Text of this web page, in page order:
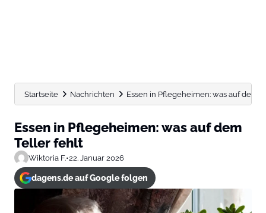
Startseite Nachrichten Essen in Pflegeheimen: was auf dem
Essen in Pflegeheimen: was auf dem
Teller fehlt
Wiktoria F.•22. Januar 2026
dagens.de auf Google folgen